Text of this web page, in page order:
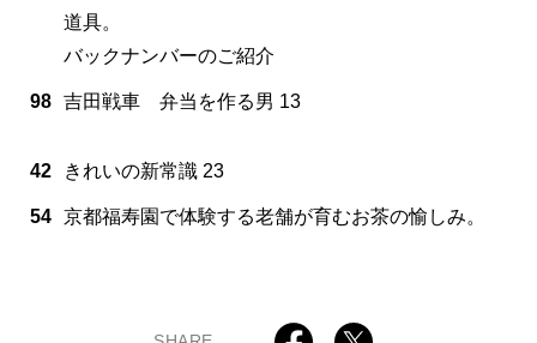
道具。
バックナンバーのご紹介
98 吉田戦車 弁当を作る男 13
42 きれいの新常識 23
54 京都福寿園で体験する老舗が育むお茶の愉しみ。